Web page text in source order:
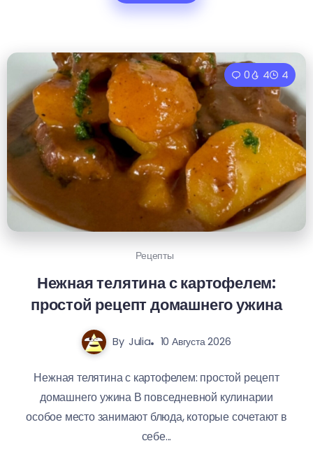
0 4 4
Рецепты
Нежная телятина с картофелем:
простой рецепт домашнего ужина
By Julia 10 Августа 2026
Нежная телятина с картофелем: простой рецепт
домашнего ужина В повседневной кулинарии
особое место занимают блюда, которые сочетают в
себе...